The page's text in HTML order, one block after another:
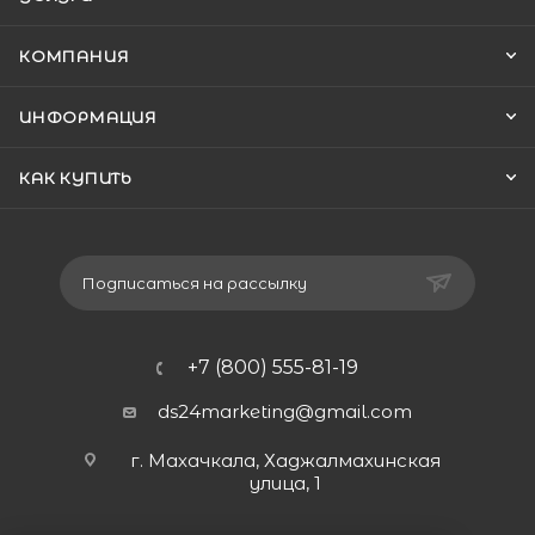
КОМПАНИЯ
ИНФОРМАЦИЯ
КАК КУПИТЬ
Подписаться на рассылку
+7 (800) 555-81-19
ds24marketing@gmail.com
г. Махачкала, Хаджалмахинская
улица, 1